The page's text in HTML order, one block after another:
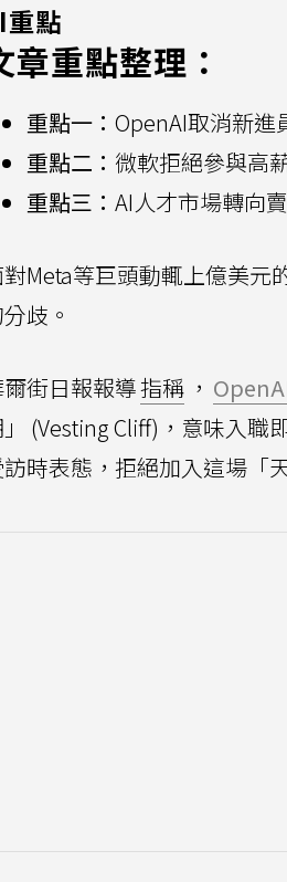
重點
章重點整理：
重點一： OpenAI取消新進
重點二： 微軟拒絕參與高
重點三： AI人才市場轉向
Meta等巨頭動輒上億美元
歧。
街日報報導指稱 ，
(Vesting Cliff)，意味入職
訪時表態，拒絕加入這場「